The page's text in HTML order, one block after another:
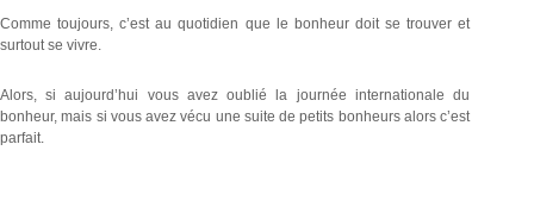
Comme toujours, c’est au quotidien que le bonheur doit se trouver et
surtout se vivre.
Alors, si aujourd’hui vous avez oublié la journée internationale du
bonheur, mais si vous avez vécu une suite de petits bonheurs alors c’est
parfait.